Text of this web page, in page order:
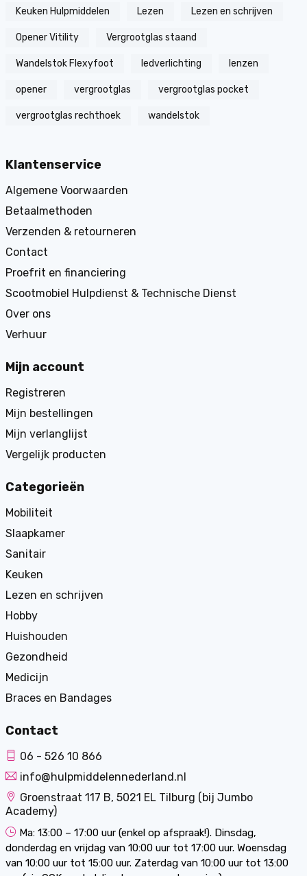
Keuken Hulpmiddelen Lezen Lezen en schrijven
Opener Vitility Vergrootglas staand
Wandelstok Flexyfoot ledverlichting lenzen
opener vergrootglas vergrootglas pocket
vergrootglas rechthoek wandelstok
Klantenservice
Algemene Voorwaarden
Betaalmethoden
Verzenden & retourneren
Contact
Proefrit en financiering
Scootmobiel Hulpdienst & Technische Dienst
Over ons
Verhuur
Mijn account
Registreren
Mijn bestellingen
Mijn verlanglijst
Vergelijk producten
Categorieën
Mobiliteit
Slaapkamer
Sanitair
Keuken
Lezen en schrijven
Hobby
Huishouden
Gezondheid
Medicijn
Braces en Bandages
Contact
06 - 526 10 866
info@hulpmiddelennederland.nl
Groenstraat 117 B, 5021 EL Tilburg (bij Jumbo
Academy)
Ma: 13:00 – 17:00 uur (enkel op afspraak!). Dinsdag,
donderdag en vrijdag van 10:00 uur tot 17:00 uur. Woensdag
van 10:00 uur tot 15:00 uur. Zaterdag van 10:00 uur tot 13:00